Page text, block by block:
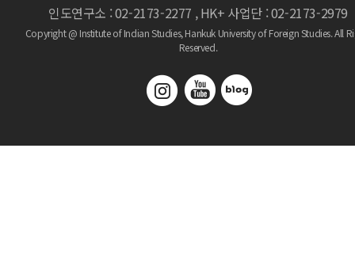
인도연구소 : 02-2173-2277 , HK+ 사업단 : 02-2173-2979
Copyright @ Institute of Indian Studies, Hankuk University of Foreign Studies.All
Reserved.